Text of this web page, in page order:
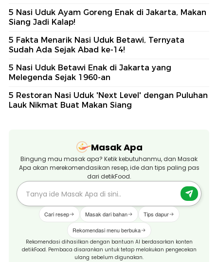
5 Nasi Uduk Ayam Goreng Enak di Jakarta, Makan
Siang Jadi Kalap!
5 Fakta Menarik Nasi Uduk Betawi, Ternyata
Sudah Ada Sejak Abad ke-14!
5 Nasi Uduk Betawi Enak di Jakarta yang
Melegenda Sejak 1960-an
5 Restoran Nasi Uduk 'Next Level' dengan Puluhan
Lauk Nikmat Buat Makan Siang
Masak Apa
Bingung mau masak apa? Ketik kebutuhanmu, dan Masak
Apa akan merekomendasikan resep, ide dan tips paling pas
dari detikFood.
Cari resep Masak dari bahan Tips dapur
Rekomendasi menu berbuka
Rekomendasi dihasilkan dengan bantuan AI berdasarkan konten
detikFood. Pembaca disarankan untuk tetap melakukan pengecekan
ulang sebelum digunakan.